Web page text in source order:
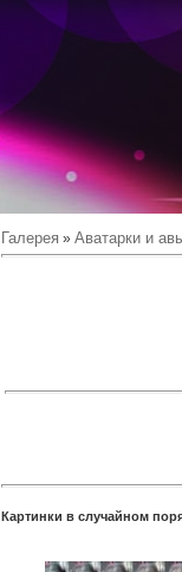
Галерея »Аватарки и
Картинки в случайном